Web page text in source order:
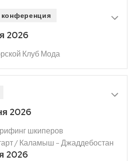
конференция
2026
Клуб Мода
2026
шкиперов
/ Каламыш - Джаддебостан
2026